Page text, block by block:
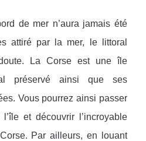
de mer n’aura jamais été
attiré par la mer, le littoral
La Corse est une île
préservé ainsi que ses
Vous pourrez ainsi passer
et découvrir l’incroyable
Par ailleurs, en louant